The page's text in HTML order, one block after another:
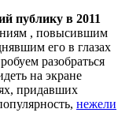
публику в 2011
, повысившим
его в глазах
разобраться
на экране
придавших
нежели